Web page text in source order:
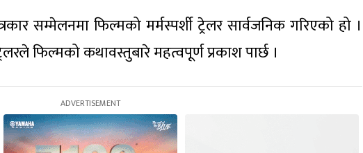
सम्मेलनमा फिल्मको मर्मस्पर्शी ट्रेलर सार्वजनिक गरिएको हो ।
फिल्मको कथावस्तुबारे महत्वपूर्ण प्रकाश पार्छ ।